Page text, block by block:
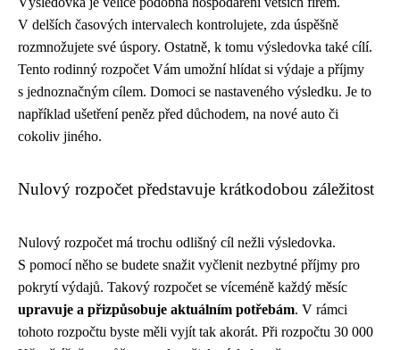
V delších časových intervalech kontrolujete, zda úspěšně
rozmnožujete své úspory. Ostatně, k tomu výsledovka také cílí.
Tento rodinný rozpočet Vám umožní hlídat si výdaje a příjmy
s jednoznačným cílem. Domoci se nastaveného výsledku. Je to
například ušetření peněz před důchodem, na nové auto či
cokoliv jiného.
Nulový rozpočet představuje krátkodobou záležitost
Nulový rozpočet má trochu odlišný cíl nežli výsledovka.
S pomocí něho se budete snažit vyčlenit nezbytné příjmy pro
pokrytí výdajů. Takový rozpočet se víceméně každý měsíc
upravuje a přizpůsobuje aktuálním potřebám. V rámci
tohoto rozpočtu byste měli vyjít tak akorát. Při rozpočtu 30 000